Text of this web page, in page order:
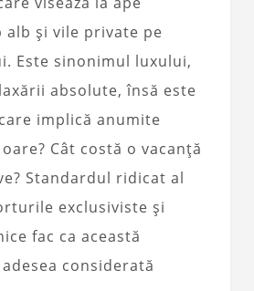
și vile private pe
Este sinonimul luxului,
absolute, însă este
implică anumite
Cât costă o vacanță
Standardul ridicat al
exclusiviste și
fac ca această
considerată